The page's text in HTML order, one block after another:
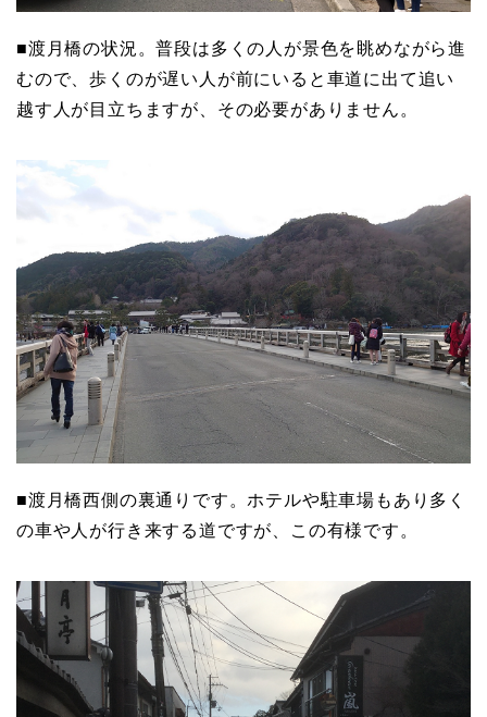
■渡月橋の状況。普段は多くの人が景色を眺めながら進
むので、歩くのが遅い人が前にいると車道に出て追い
越す人が目立ちますが、その必要がありません。
■渡月橋西側の裏通りです。ホテルや駐車場もあり多く
の車や人が行き来する道ですが、この有様です。